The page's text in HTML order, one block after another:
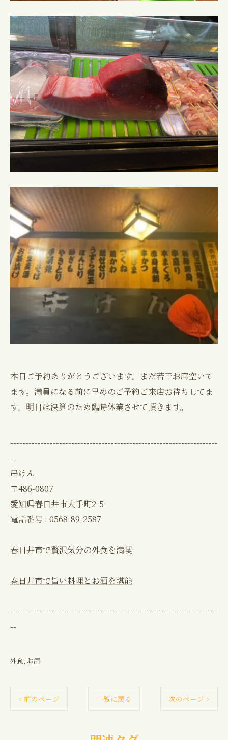
本日ご予約ありがとうございます。まだ若干お席空いて
ます。満員になる前に早めのご予約ご来店お待ちしてま
す。明日は決算のため臨時休業させて頂きます。
--------------------------------------------------------------------
--
串けん
〒486-0807
愛知県春日井市大手町2-5
電話番号 : 0568-89-2587
春日井市で贅沢気分の外食を満喫
春日井市で旨い料理とお酒を堪能
--------------------------------------------------------------------
--
外食 お酒
< 前のページ 一覧に戻る 次のページ >